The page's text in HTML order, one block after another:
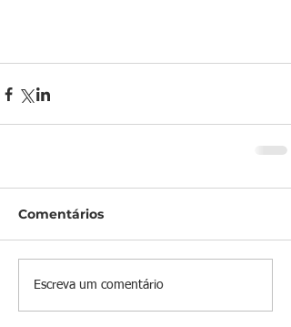
Comentários
Escreva um comentário